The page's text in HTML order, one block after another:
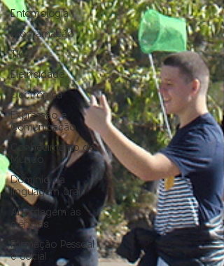
Entomologia
Programação
TIC
Eletricidade
Electrónica
Expressão e
Comunicação
Conhecimento do
Mundo
Domínio da
linguagem oral
Abordagem às
ciências
Formação Pessoal
e Social